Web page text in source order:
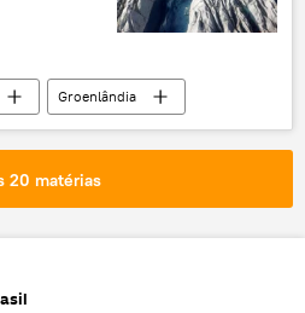
Groenlândia
EUA
20 matérias